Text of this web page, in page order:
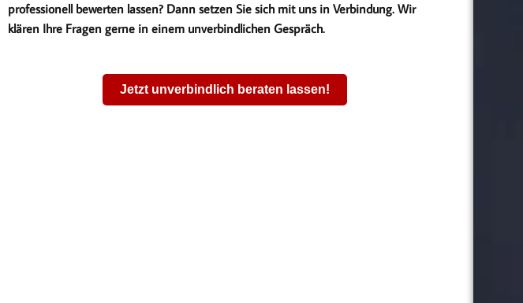
professionell bewerten lassen? Dann setzen Sie sich mit uns in Verbindung. Wir
klären Ihre Fragen gerne in einem unverbindlichen Gespräch.
Jetzt unverbindlich beraten lassen!